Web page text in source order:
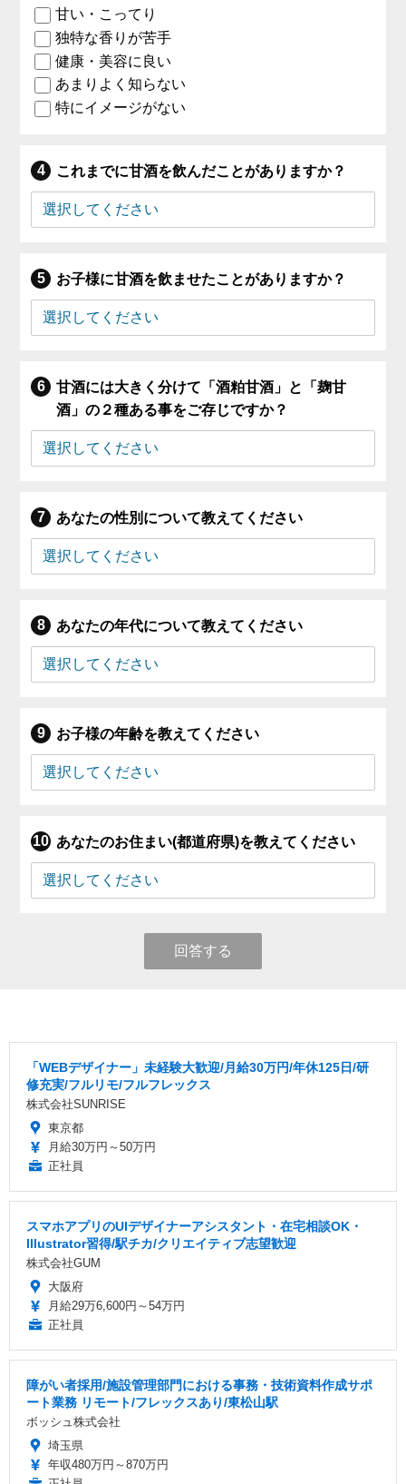
甘い・こってり
独特な香りが苦手
健康・美容に良い
あまりよく知らない
特にイメージがない
これまでに甘酒を飲んだことがありますか？
お子様に甘酒を飲ませたことがありますか？
甘酒には大きく分けて「酒粕甘酒」と「麹甘
酒」の２種ある事をご存じですか？
あなたの性別について教えてください
あなたの年代について教えてください
お子様の年齢を教えてください
あなたのお住まい(都道府県)を教えてください
回答する
「WEBデザイナー」未経験大歓迎/月給30万円/年休125日/研
修充実/フルリモ/フルフレックス
株式会社SUNRISE
東京都
月給30万円～50万円
正社員
スマホアプリのUIデザイナーアシスタント・在宅相談OK・
Illustrator習得/駅チカ/クリエイティブ志望歓迎
株式会社GUM
大阪府
月給29万6,600円～54万円
正社員
障がい者採用/施設管理部門における事務・技術資料作成サポ
ート業務 リモート/フレックスあり/東松山駅
ボッシュ株式会社
埼玉県
年収480万円～870万円